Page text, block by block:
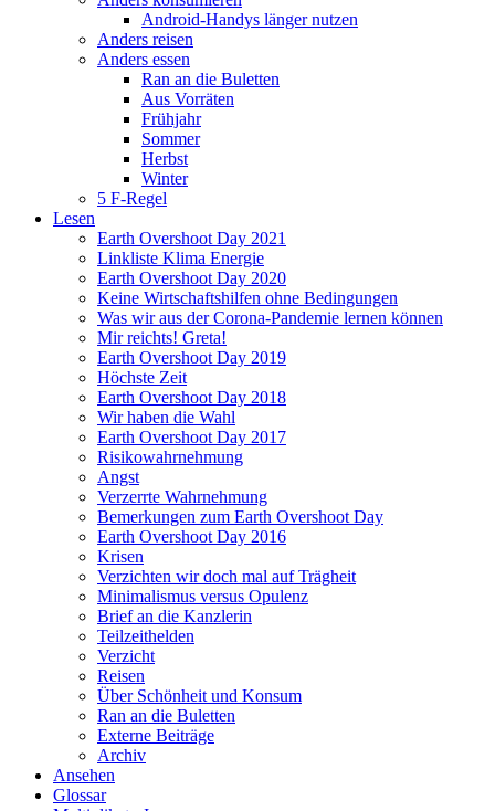
Android-Handys länger nutzen
Anders reisen
Anders essen
Ran an die Buletten
Aus Vorräten
Frühjahr
Sommer
Herbst
Winter
5 F-Regel
Lesen
Earth Overshoot Day 2021
Linkliste Klima Energie
Earth Overshoot Day 2020
Keine Wirtschaftshilfen ohne Bedingungen
Was wir aus der Corona-Pandemie lernen können
Mir reichts! Greta!
Earth Overshoot Day 2019
Höchste Zeit
Earth Overshoot Day 2018
Wir haben die Wahl
Earth Overshoot Day 2017
Risikowahrnehmung
Angst
Verzerrte Wahrnehmung
Bemerkungen zum Earth Overshoot Day
Earth Overshoot Day 2016
Krisen
Verzichten wir doch mal auf Trägheit
Minimalismus versus Opulenz
Brief an die Kanzlerin
Teilzeithelden
Verzicht
Reisen
Über Schönheit und Konsum
Ran an die Buletten
Externe Beiträge
Archiv
Ansehen
Glossar